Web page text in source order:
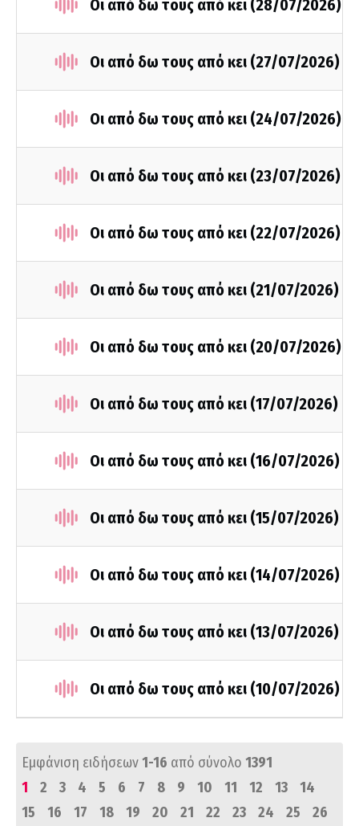
Οι από δω τους από κει (28/07/2026)
Οι από δω τους από κει (27/07/2026)
Οι από δω τους από κει (24/07/2026)
Οι από δω τους από κει (23/07/2026)
Οι από δω τους από κει (22/07/2026)
Οι από δω τους από κει (21/07/2026)
Οι από δω τους από κει (20/07/2026)
Οι από δω τους από κει (17/07/2026)
Οι από δω τους από κει (16/07/2026)
Οι από δω τους από κει (15/07/2026)
Οι από δω τους από κει (14/07/2026)
Οι από δω τους από κει (13/07/2026)
Οι από δω τους από κει (10/07/2026)
Εμφάνιση ειδήσεων1-16 από σύνολο 1391
1
2 3 4 5 6 7 8 9 10 11 12 13
14
15
16 17 18 19 20 21 22 23 24 25
26